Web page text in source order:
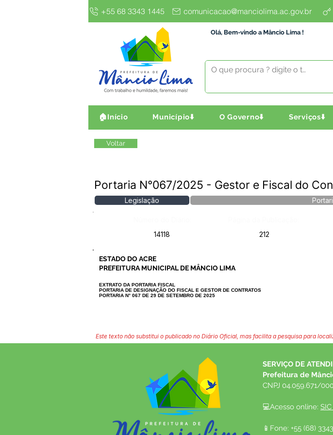
+55 68 3343 1445 comunicacao@manciolima.ac.gov.br
Olá, Bem-vindo a Mâncio Lima !
🏠Início Município⬇️ O Governo⬇️ Serviços⬇️
Voltar
Portaria N°067/2025 - Gestor e Fiscal do
Legislação
14118
212
ESTADO DO ACRE
PREFEITURA MUNICIPAL DE MÂNCIO LIMA
EXTRATO DA PORTARIA FISCAL
PORTARIA DE DESIGNAÇÃO DO FISCAL E GESTOR DE CONTRATOS
PORTARIA N° 067 DE 29 DE SETEMBRO DE 2025
Este texto não substitui o publicado no Diário Oficial, mas facilita a pesquisa para
SERVIÇO DE
Prefeitura de
CNPJ 04.059.671/
💻Acesso online: SIC
📱Fone: +55 (68)